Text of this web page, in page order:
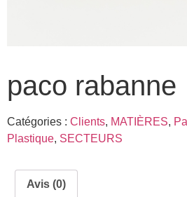
paco rabanne
Catégories : Clients, MATIÈRES,
Plastique, SECTEURS
Avis (0)